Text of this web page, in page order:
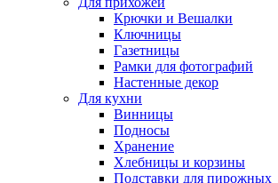
Крючки и Вешалки
Ключницы
Газетницы
Рамки для фотографий
Настенные декор
Для кухни
Винницы
Подносы
Хранение
Хлебницы и корзины
Подставки для пирожных